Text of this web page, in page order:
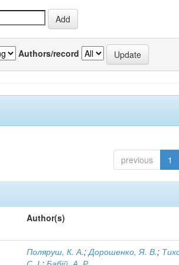
Authors/record
previous 1
Author(s)
Поляруш, К. А.;Дорошенко, Я. В.;